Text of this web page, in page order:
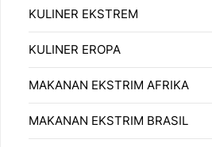
KULINER EKSTREM
KULINER EROPA
MAKANAN EKSTRIM AFRIKA
MAKANAN EKSTRIM BRASIL